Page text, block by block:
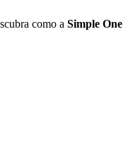
como a Simple One